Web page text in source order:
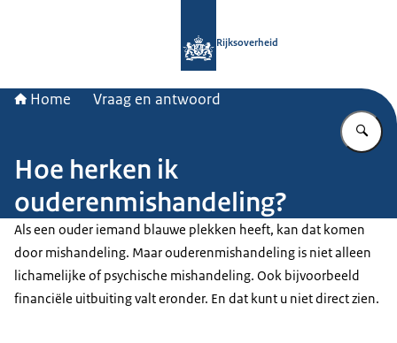
Rijksoverheid
Home Vraag en antwoord
Hoe herken ik
ouderenmishandeling?
Als een ouder iemand blauwe plekken heeft, kan dat komen
door mishandeling. Maar ouderenmishandeling is niet alleen
lichamelijke of psychische mishandeling. Ook bijvoorbeeld
financiële uitbuiting valt eronder. En dat kunt u niet direct zien.